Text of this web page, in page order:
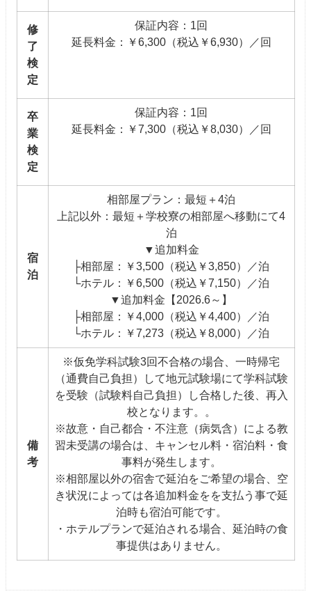
修
了
検
定
保証内容：1回
延長料金：￥6,300（税込￥6,930）／回
卒
業
検
定
保証内容：1回
延長料金：￥7,300（税込￥8,030）／回
宿
泊
相部屋プラン：最短＋4泊
上記以外：最短＋学校寮の相部屋へ移動にて4
泊
▼追加料金
├相部屋：￥3,500（税込￥3,850）／泊
└ホテル：￥6,500（税込￥7,150）／泊
▼追加料金【2026.6～】
├相部屋：￥4,000（税込￥4,400）／泊
└ホテル：￥7,273（税込￥8,000）／泊
備
考
※仮免学科試験3回不合格の場合、一時帰宅
（通費自己負担）して地元試験場にて学科試験
を受験（試験料自己負担）し合格した後、再入
校となります。。
※故意・自己都合・不注意（病気含）による教
習未受講の場合は、キャンセル料・宿泊料・食
事料が発生します。
※相部屋以外の宿舎で延泊をご希望の場合、空
き状況によっては各追加料金をを支払う事で延
泊時も宿泊可能です。
・ホテルプランで延泊される場合、延泊時の食
事提供はありません。